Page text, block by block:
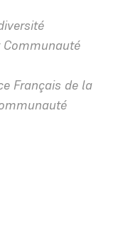
Français de la